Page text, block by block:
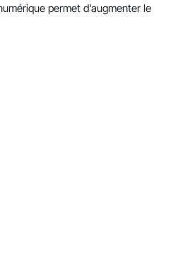
permet d’augmenter le